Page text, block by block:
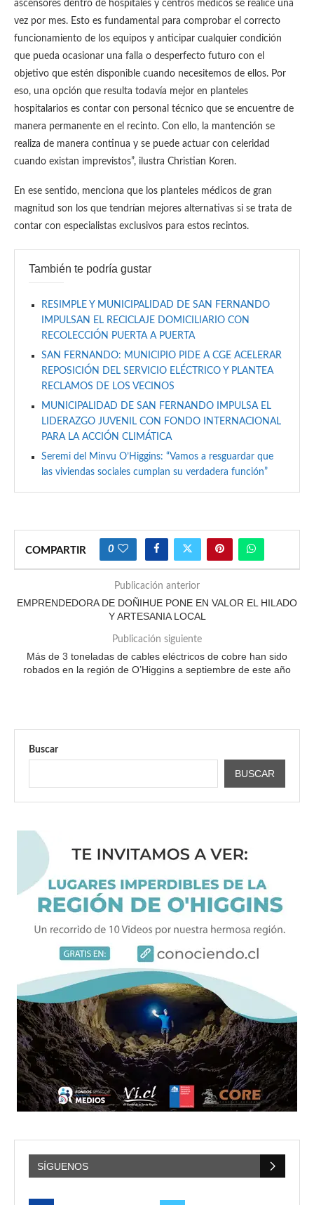
ascensores dentro de hospitales y centros médicos se realice una
vez por mes. Esto es fundamental para comprobar el correcto
funcionamiento de los equipos y anticipar cualquier condición
que pueda ocasionar una falla o desperfecto futuro con el
objetivo que estén disponible cuando necesitemos de ellos. Por
eso, una opción que resulta todavía mejor en planteles
hospitalarios es contar con personal técnico que se encuentre de
manera permanente en el recinto. Con ello, la mantención se
realiza de manera continua y se puede actuar con celeridad
cuando existan imprevistos”, ilustra Christian Koren.
En ese sentido, menciona que los planteles médicos de gran
magnitud son los que tendrían mejores alternativas si se trata de
contar con especialistas exclusivos para estos recintos.
También te podría gustar
RESIMPLE Y MUNICIPALIDAD DE SAN FERNANDO
IMPULSAN EL RECICLAJE DOMICILIARIO CON
RECOLECCIÓN PUERTA A PUERTA
SAN FERNANDO: MUNICIPIO PIDE A CGE ACELERAR
REPOSICIÓN DEL SERVICIO ELÉCTRICO Y PLANTEA
RECLAMOS DE LOS VECINOS
MUNICIPALIDAD DE SAN FERNANDO IMPULSA EL
LIDERAZGO JUVENIL CON FONDO INTERNACIONAL
PARA LA ACCIÓN CLIMÁTICA
Seremi del Minvu O’Higgins: “Vamos a resguardar que
las viviendas sociales cumplan su verdadera función”
COMPARTIR 0
Publicación anterior
EMPRENDEDORA DE DOÑIHUE PONE EN VALOR EL HILADO
Y ARTESANIA LOCAL
Publicación siguiente
Más de 3 toneladas de cables eléctricos de cobre han sido
robados en la región de O’Higgins a septiembre de este año
Buscar
BUSCAR
SÍGUENOS